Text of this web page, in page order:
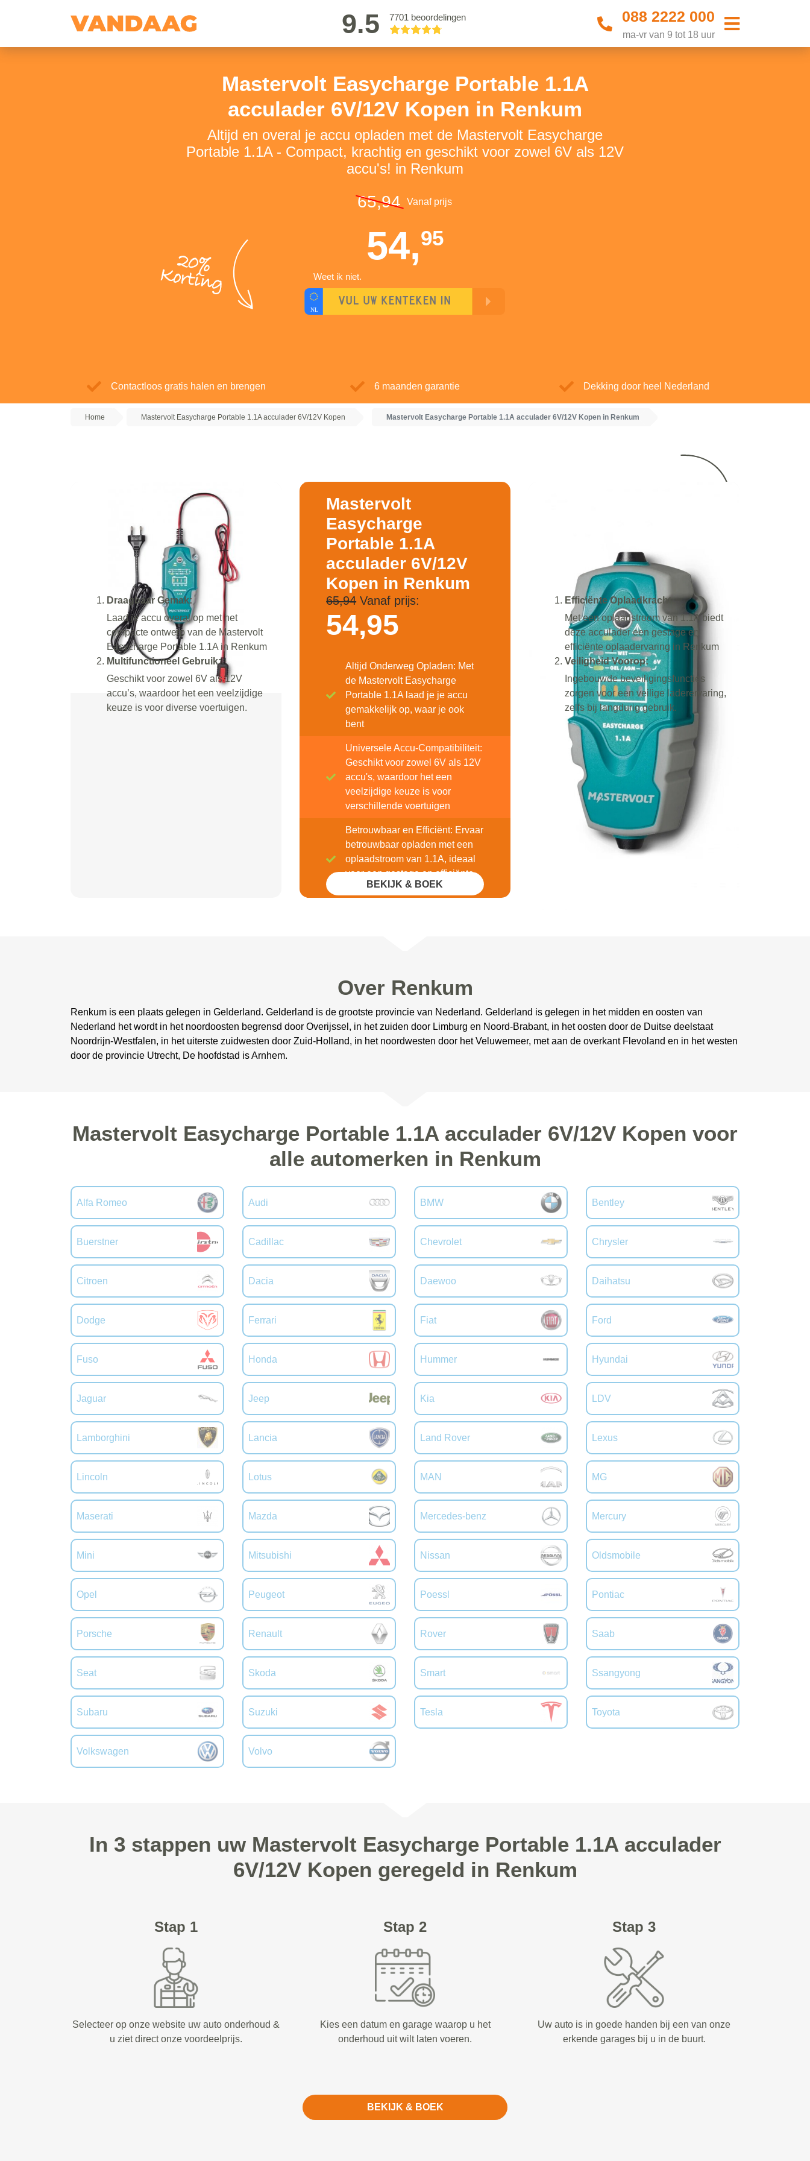
9.5 7701 beoordelingen 088 2222 000
ma-vr van 9 tot 18 uur
Mastervolt Easycharge Portable 1.1A
acculader 6V/12V Kopen in Renkum
Altijd en overal je accu opladen met de Mastervolt Easycharge
Portable 1.1A - Compact, krachtig en geschikt voor zowel 6V als 12V
accu's! in Renkum
20%
Korting
65,94 Vanaf prijs
54,95
Weet ik niet.
Contactloos gratis halen en brengen 6 maanden garantie Dekking door heel Nederland
Home Mastervolt Easycharge Portable 1.1A acculader 6V/12V Kopen Mastervolt Easycharge Portable 1.1A acculader 6V/12V Kopen in Renkum
Draagbaar Gemak:
Laad je accu overal op met het
compacte ontwerp van de Mastervolt
Easycharge Portable 1.1A in Renkum
Multifunctioneel Gebruik:
Geschikt voor zowel 6V als 12V
accu’s, waardoor het een veelzijdige
keuze is voor diverse voertuigen.
Mastervolt
Easycharge
Portable 1.1A
acculader 6V/12V
Kopen in Renkum
65,94Vanaf prijs:
54,95
Altijd Onderweg Opladen: Met
de Mastervolt Easycharge
Portable 1.1A laad je je accu
gemakkelijk op, waar je ook
bent
Universele Accu-Compatibiliteit:
Geschikt voor zowel 6V als 12V
accu's, waardoor het een
veelzijdige keuze is voor
verschillende voertuigen
Betrouwbaar en Efficiënt: Ervaar
betrouwbaar opladen met een
oplaadstroom van 1.1A, ideaal
voor een gestage en efficiënte
oplaadervaring
BEKIJK & BOEK
Efficiënte Oplaadkracht:
Met een oplaadstroom van 1.1A biedt
deze acculader een gestage en
efficiënte oplaadervaring in Renkum
Veiligheid Voorop:
Ingebouwde beveiligingsfuncties
zorgen voor een veilige laderervaring,
zelfs bij langdurig gebruik.
Over Renkum
Renkum is een plaats gelegen in Gelderland. Gelderland is de grootste provincie van Nederland. Gelderland is gelegen in het midden en oosten van
Nederland het wordt in het noordoosten begrensd door Overijssel, in het zuiden door Limburg en Noord-Brabant, in het oosten door de Duitse deelstaat
Noordrijn-Westfalen, in het uiterste zuidwesten door Zuid-Holland, in het noordwesten door het Veluwemeer, met aan de overkant Flevoland en in het westen
door de provincie Utrecht, De hoofdstad is Arnhem.
Mastervolt Easycharge Portable 1.1A acculader 6V/12V Kopen voor
alle automerken in Renkum
Alfa Romeo Audi BMW Bentley
Buerstner Cadillac Chevrolet Chrysler
Citroen Dacia Daewoo Daihatsu
Dodge Ferrari Fiat Ford
Fuso Honda Hummer Hyundai
Jaguar Jeep Kia LDV
Lamborghini Lancia Land Rover Lexus
Lincoln Lotus MAN MG
Maserati Mazda Mercedes-benz Mercury
Mini Mitsubishi Nissan Oldsmobile
Opel Peugeot Poessl Pontiac
Porsche Renault Rover Saab
Seat Skoda Smart Ssangyong
Subaru Suzuki Tesla Toyota
Volkswagen Volvo
In 3 stappen uw Mastervolt Easycharge Portable 1.1A acculader
6V/12V Kopen geregeld in Renkum
Stap 1
Selecteer op onze website uw auto onderhoud &
u ziet direct onze voordeelprijs.
Stap 2
Kies een datum en garage waarop u het
onderhoud uit wilt laten voeren.
Stap 3
Uw auto is in goede handen bij een van onze
erkende garages bij u in de buurt.
BEKIJK & BOEK